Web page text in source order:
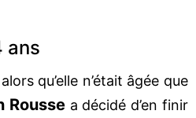
ans
qu’elle n’était âgée que
Roussea décidé d’en finir